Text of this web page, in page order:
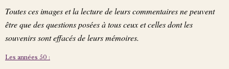
Toutes ces images et la lecture de leurs commentaires ne peuvent
être que des questions posées à tous ceux et celles dont les
souvenirs sont effacés de leurs mémoires.
Les années 50 :